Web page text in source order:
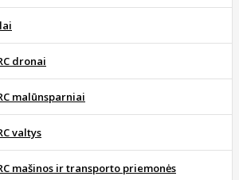
dronai
malūnsparniai
valtys
mašinos ir transporto priemonės